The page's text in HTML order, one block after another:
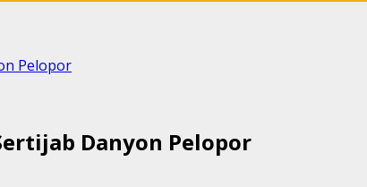
Pelopor
Danyon Pelopor